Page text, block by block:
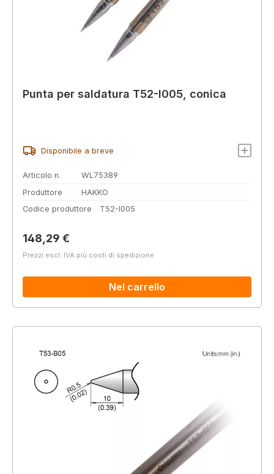
Punta per saldatura T52-I005, conica
Disponibile a breve
Articolo n.
WL75389
Produttore
HAKKO
Codice produttore
T52-I005
Prezzo normale:
148,29 €
Prezzi escl. IVA più costi di spedizione
Nel carrello